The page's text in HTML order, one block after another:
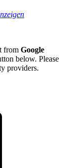
from Google
below. Please
providers.